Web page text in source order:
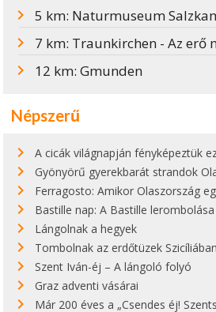
5 km: Naturmuseum
7 km: Traunkirchen - Az erő misztikus
12 km: Gmunden
Népszerű
A cicák világnapján fényképeztük ezt a bokor alatt hűsölő cicát
Gyönyörű gyerekbarát strandok Olaszországban - megmutatjuk a
Ferragosto: Amikor Olaszország egész
Bastille nap: A Bastille lerombolása az önkényuralom
Lángolnak a hegyek
Tombolnak az erdőtüzek Szicíliában és
Szent Iván-éj – A lángoló folyó
Graz adventi vásárai
Már 200 éves a „Csendes éj!